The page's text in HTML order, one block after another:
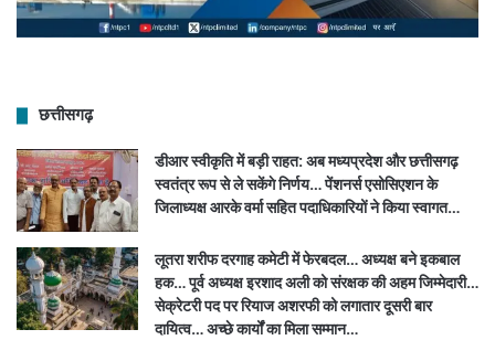
छत्तीसगढ़
डीआर स्वीकृति में बड़ी राहत: अब मध्यप्रदेश और छत्तीसगढ़
स्वतंत्र रूप से ले सकेंगे निर्णय… पेंशनर्स एसोसिएशन के
जिलाध्यक्ष आरके वर्मा सहित पदाधिकारियों ने किया स्वागत…
लूतरा शरीफ दरगाह कमेटी में फेरबदल… अध्यक्ष बने इकबाल
हक… पूर्व अध्यक्ष इरशाद अली को संरक्षक की अहम जिम्मेदारी…
सेक्रेटरी पद पर रियाज अशरफी को लगातार दूसरी बार
दायित्व… अच्छे कार्यों का मिला सम्मान…